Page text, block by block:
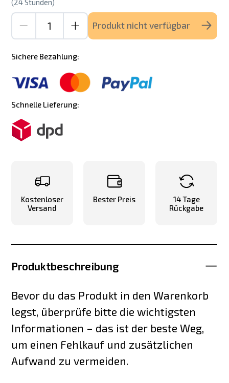
(24 Stunden)
Produkt nicht verfügbar
Sichere Bezahlung:
Schnelle Lieferung:
Kostenloser
Versand
Bester Preis
14 Tage
Rückgabe
Produktbeschreibung
Bevor du das Produkt in den Warenkorb
legst, überprüfe bitte die wichtigsten
Informationen – das ist der beste Weg,
um einen Fehlkauf und zusätzlichen
Aufwand zu vermeiden.